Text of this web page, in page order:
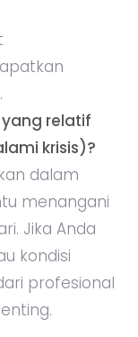
relatif
krisis)?
dalam
menangani
Jika Anda
kondisi
profesional